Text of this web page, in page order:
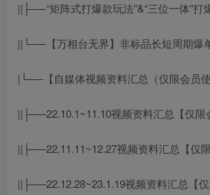
||├──“矩阵式打爆款玩法”&“三位一体”打
||└──【万相台无界】非标品长短周期爆
|└──【自媒体视频资料汇总（仅限会员使
||├──22.10.1~11.10视频资料汇总【仅限
||├──22.11.11~12.27视频资料汇总【仅限
||├──22.12.28~23.1.19视频资料汇总【仅